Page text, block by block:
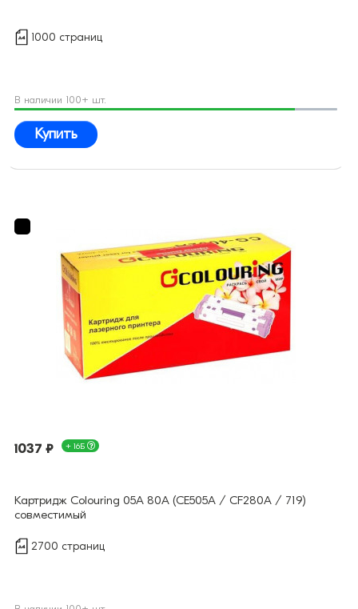
1000 страниц
В наличии 100+ шт.
Купить
1037 ₽ + 16Б
Картридж Colouring 05A 80A (CE505A / CF280A / 719)
совместимый
2700 страниц